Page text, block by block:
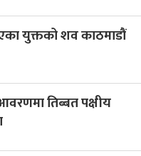
युक्तको शव काठमाडौं
आवरणमा तिब्बत पक्षीय